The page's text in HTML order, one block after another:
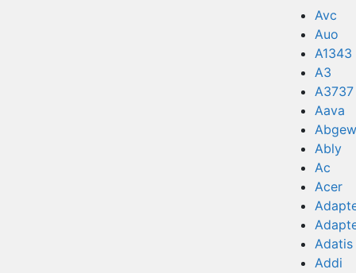
Avc
Auo
A1343
A3
A3737
Aava
Ably
Ac
Acer
Adatis
Addi